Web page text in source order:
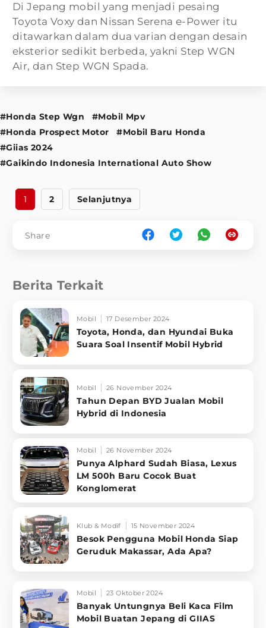
Di Jepang mobil yang menjadi pesaing
Toyota Voxy dan Nissan Serena e-Power itu
ditawarkan dalam dua varian dengan desain
eksterior sedikit berbeda, yakni Step WGN
Air, dan Step WGN Spada.
#Honda Step Wgn
#Mobil Mpv
#Honda Prospect Motor
#Mobil Baru Honda
#Giias 2024
#Gaikindo Indonesia International Auto Show
1 2 Selanjutnya
Share
Berita Terkait
Mobil 17 Desember 2024
Toyota, Honda, dan Hyundai Buka
Suara Soal Insentif Mobil Hybrid
Mobil 26 November 2024
Tahun Depan BYD Jualan Mobil
Hybrid di Indonesia
Mobil 26 November 2024
Punya Alphard Sudah Biasa, Lexus
LM 500h Baru Cocok Buat
Konglomerat
Klub & Modif 15 November 2024
Besok Pengguna Mobil Honda Siap
Geruduk Makassar, Ada Apa?
Mobil 23 Oktober 2024
Banyak Untungnya Beli Kaca Film
Mobil Buatan Jepang di GIIAS